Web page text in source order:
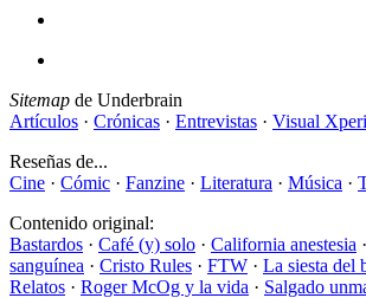
Sitemap de Underbrain
Artículos · Crónicas · Entrevistas · Visual
Reseñas de...
Cine · Cómic · Fanzine · Literatura · Música ·
Contenido original:
Bastardos · Café (y) solo · California anestesia ·
sanguínea · Cristo Rules · FTW · La siesta del
Relatos · Roger McOg y la vida · Salgado